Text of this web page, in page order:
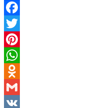
Facebook
Twitter
Pinterest
WhatsApp
Odnoklassniki
Gmail